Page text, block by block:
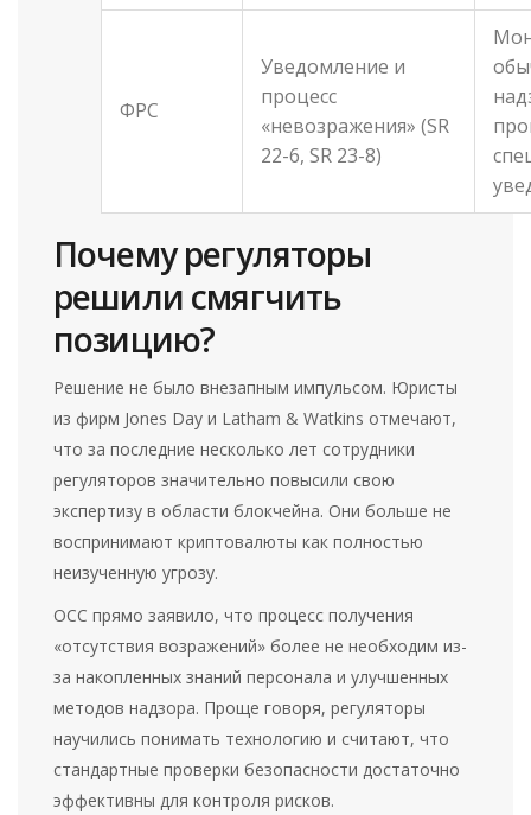
ФРС
Уведомление и
процесс
«невозражения» (SR
22-6, SR 23-8)
Почему регуляторы
решили смягчить
позицию?
Решение не было внезапным импульсом. Юристы
из фирм Jones Day и Latham & Watkins отмечают,
что за последние несколько лет сотрудники
регуляторов значительно повысили свою
экспертизу в области блокчейна. Они больше не
воспринимают криптовалюты как полностью
неизученную угрозу.
OCC прямо заявило, что процесс получения
«отсутствия возражений» более не необходим из-
за накопленных знаний персонала и улучшенных
методов надзора. Проще говоря, регуляторы
научились понимать технологию и считают, что
стандартные проверки безопасности достаточно
эффективны для контроля рисков.